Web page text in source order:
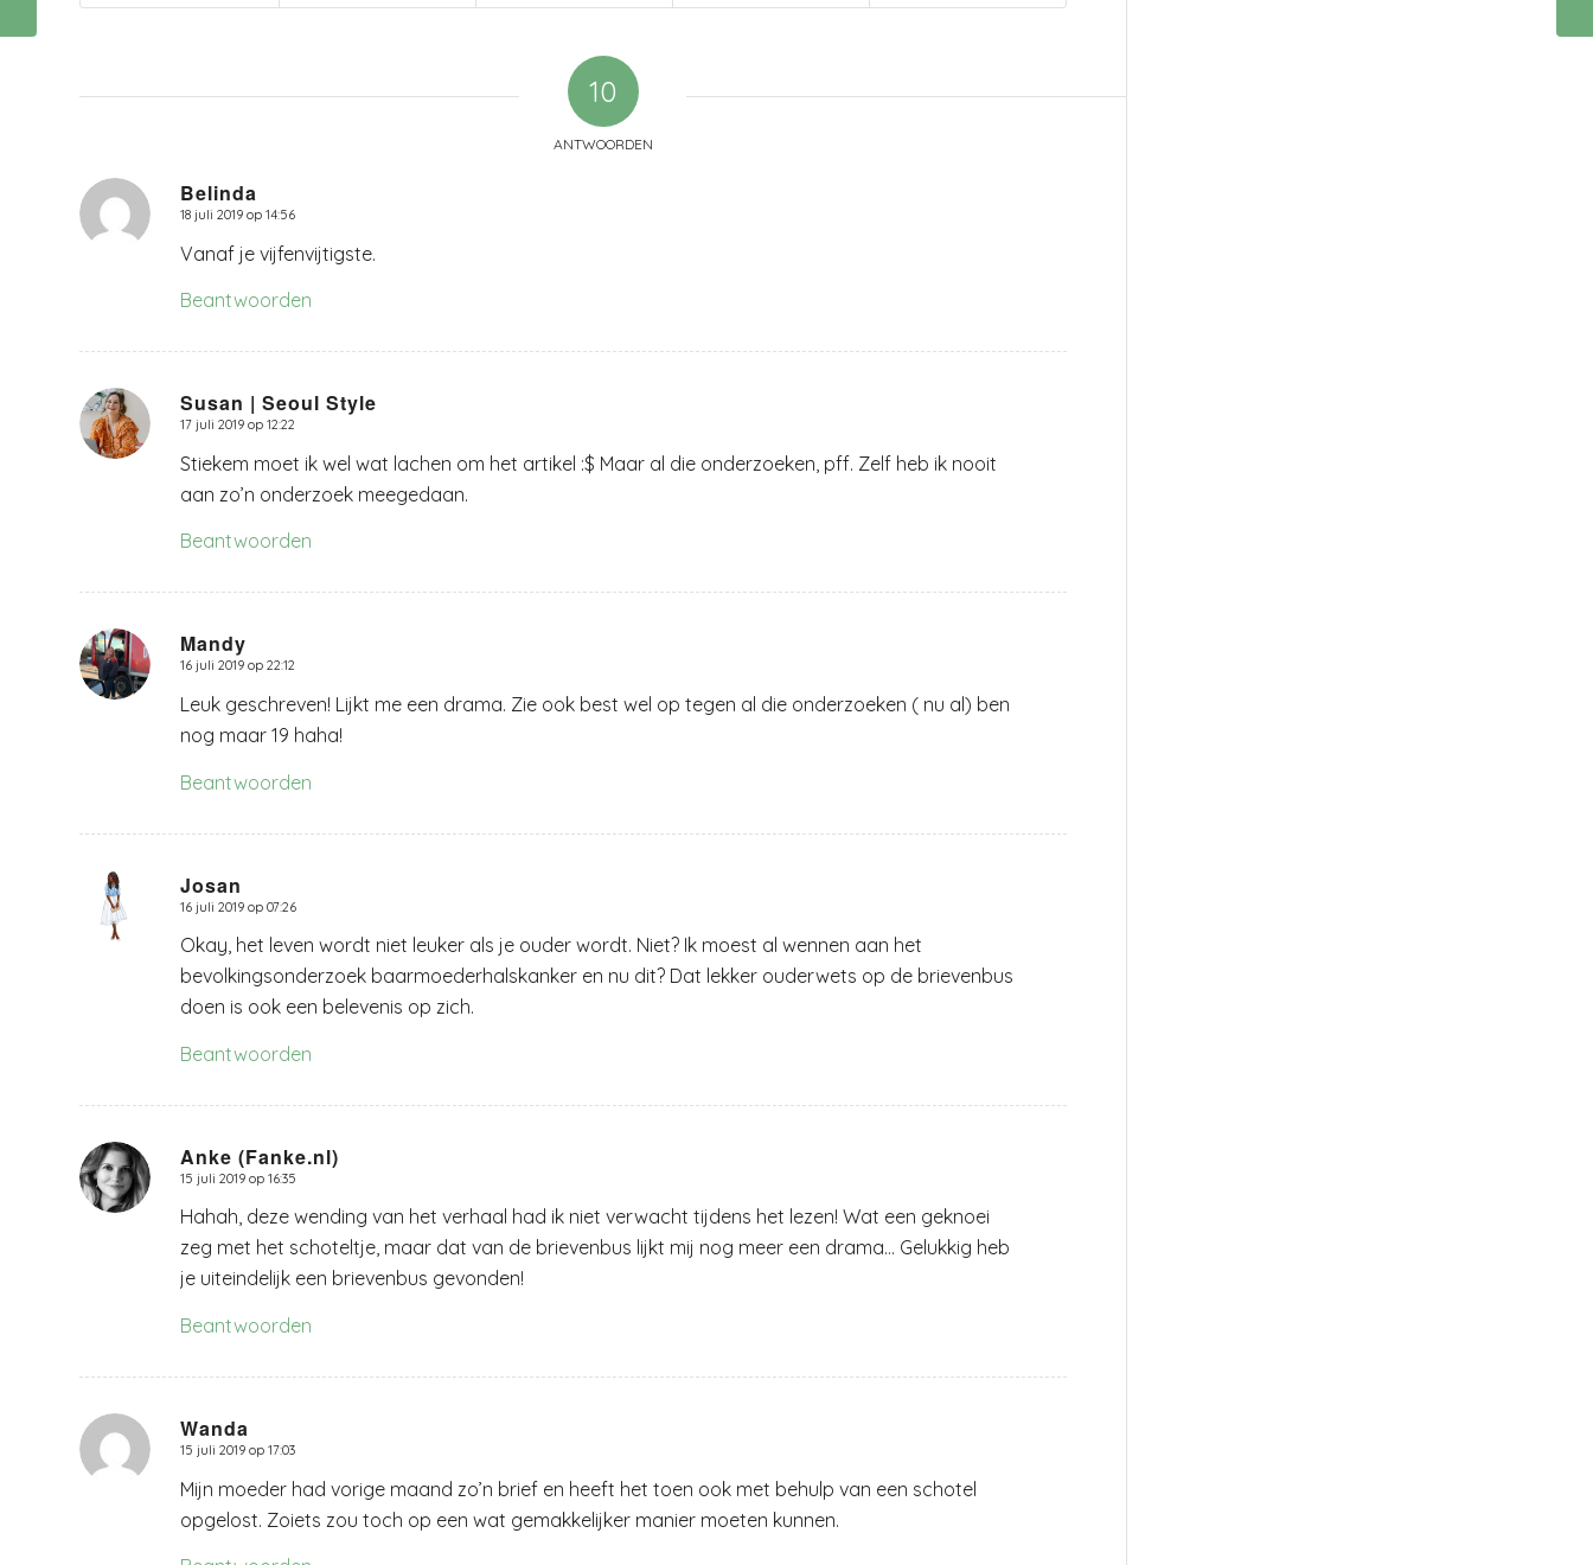
10
ANTWOORDEN
Belinda
zegt:
18 juli 2019 op 14:56
Vanaf je vijfenvijtigste.
Beantwoorden
Susan | Seoul Style
zegt:
17 juli 2019 op 12:22
Stiekem moet ik wel wat lachen om het artikel :$ Maar al die onderzoeken, pff. Zelf heb ik nooit
aan zo’n onderzoek meegedaan.
Beantwoorden
Mandy
zegt:
16 juli 2019 op 22:12
Leuk geschreven! Lijkt me een drama. Zie ook best wel op tegen al die onderzoeken ( nu al) ben
nog maar 19 haha!
Beantwoorden
Josan
zegt:
16 juli 2019 op 07:26
Okay, het leven wordt niet leuker als je ouder wordt. Niet? Ik moest al wennen aan het
bevolkingsonderzoek baarmoederhalskanker en nu dit? Dat lekker ouderwets op de brievenbus
doen is ook een belevenis op zich.
Beantwoorden
Anke (Fanke.nl)
zegt:
15 juli 2019 op 16:35
Hahah, deze wending van het verhaal had ik niet verwacht tijdens het lezen! Wat een geknoei
zeg met het schoteltje, maar dat van de brievenbus lijkt mij nog meer een drama… Gelukkig heb
je uiteindelijk een brievenbus gevonden!
Beantwoorden
Wanda
zegt:
15 juli 2019 op 17:03
Mijn moeder had vorige maand zo’n brief en heeft het toen ook met behulp van een schotel
opgelost. Zoiets zou toch op een wat gemakkelijker manier moeten kunnen.
hebben